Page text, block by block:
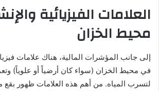
العلامات الفيزيائية
محيط الخزان
إلى جانب المؤشرات المالية، هناك علامات
في محيط الخزان (سواء كان أرضياً أو علوياً)
لتسرب المياه. من أهم هذه العلامات ظهور بقع